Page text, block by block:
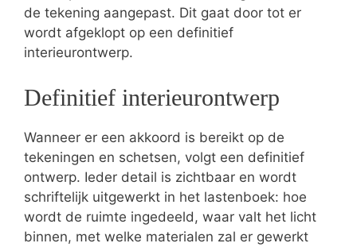
de tekening aangepast. Dit gaat door tot er
wordt afgeklopt op een definitief
interieurontwerp.
Definitief interieurontwerp
Wanneer er een akkoord is bereikt op de
tekeningen en schetsen, volgt een definitief
ontwerp. Ieder detail is zichtbaar en wordt
schriftelijk uitgewerkt in het lastenboek: hoe
wordt de ruimte ingedeeld, waar valt het licht
binnen, met welke materialen zal er gewerkt